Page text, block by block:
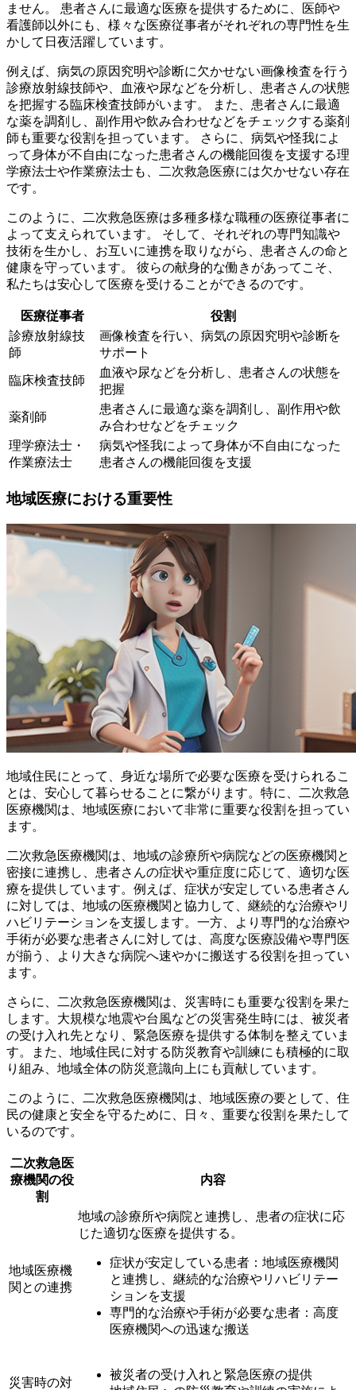
ません。
患者さんに最適な医療を提供するために、医師や
看護師以外にも、様々な医療従事者がそれぞれの専門性を生
かして日夜活躍しています。
例えば、病気の原因究明や診断に欠かせない画像検査を行う
診療放射線技師や、血液や尿などを分析し、患者さんの状態
を把握する臨床検査技師がいます。 また、患者さんに最適
な薬を調剤し、副作用や飲み合わせなどをチェックする薬剤
師も重要な役割を担っています。 さらに、病気や怪我によ
って身体が不自由になった患者さんの機能回復を支援する理
学療法士や作業療法士も、二次救急医療には欠かせない存在
です。
このように、
二次救急医療は多種多様な職種の医療従事者に
よって支えられています。
そして、それぞれの専門知識や
技術を生かし、お互いに連携を取りながら、患者さんの命と
健康を守っています。 彼らの献身的な働きがあってこそ、
私たちは安心して医療を受けることができるのです。
医療従事者
役割
診療放射線技
師
画像検査を行い、病気の原因究明や診断を
サポート
臨床検査技師
血液や尿などを分析し、患者さんの状態を
把握
薬剤師
患者さんに最適な薬を調剤し、副作用や飲
み合わせなどをチェック
理学療法士・
作業療法士
病気や怪我によって身体が不自由になった
患者さんの機能回復を支援
地域医療における重要性
地域住民にとって、身近な場所で必要な医療を受けられるこ
とは、安心して暮らせることに繋がります。特に、
二次救急
医療機関は、地域医療において非常に重要な役割を担ってい
ます。
二次救急医療機関は、地域の診療所や病院などの医療機関と
密接に連携し、患者さんの症状や重症度に応じて、適切な医
療を提供しています。例えば、症状が安定している患者さん
に対しては、地域の医療機関と協力して、継続的な治療やリ
ハビリテーションを支援します。一方、より専門的な治療や
手術が必要な患者さんに対しては、高度な医療設備や専門医
が揃う、より大きな病院へ速やかに搬送する役割を担ってい
ます。
さらに、二次救急医療機関は、災害時にも重要な役割を果た
します。大規模な地震や台風などの災害発生時には、被災者
の受け入れ先となり、 緊急医療を提供する体制を整えていま
す。また、地域住民に対する防災教育や訓練にも積極的に取
り組み、地域全体の防災意識向上にも貢献しています。
このように、二次救急医療機関は、地域医療の要として、住
民の健康と安全を守るために、日々、重要な役割を果たして
いるのです。
二次救急医
療機関の役
割
内容
地域医療機
関との連携
地域の診療所や病院と連携し、患者の症状に応
じた適切な医療を提供する。
症状が安定している患者：地域医療機関
と連携し、継続的な治療やリハビリテー
ションを支援
専門的な治療や手術が必要な患者：高度
医療機関への迅速な搬送
災害時の対
被災者の受け入れと緊急医療の提供